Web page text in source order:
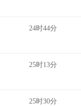
24时44分
25时13分
25时30分